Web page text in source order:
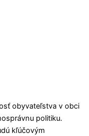
obyvateľstva v obci
politiku.
kľúčovým